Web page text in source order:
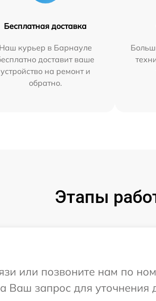
Бесплатная доставка
Наш курьер в Барнауле
доставит ваше
устройство на ремонт и
обратно.
Этапы
или позвоните нам по
Ваш запрос для